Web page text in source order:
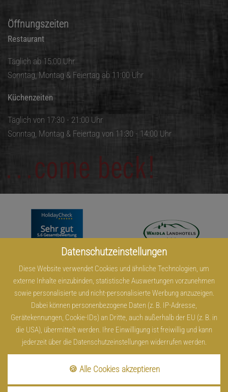
Datenschutzeinstellungen
Diese Website verwendet Cookies und ähnliche Technologien, um
externe Inhalte einzubinden, statistische Auswertungen vorzunehmen
sowie personalisierte und nicht-personalisierte Werbung anzuzeigen.
Dabei können personenbezogene Daten (z. B. IP-Adresse,
Gerätekennungen, Cookie-IDs) an Dritte, auch außerhalb der EU (z. B. in
die USA), übermittelt werden. Ihre Einwilligung ist freiwillig und kann
jederzeit über die Datenschutzeinstellungen widerrufen werden.
🍪 Alle Cookies akzeptieren
Öffnungszeiten
Restaurant
Täglich ab 15:00 Uhr
Sonntag, Montag & Feiertag ab 11:00 Uhr
Küchenzeiten
Täglich von 17:30 - 21:00 Uhr
Sonntag, Montag & Feiertag von 11:30 - 14:00 Uhr